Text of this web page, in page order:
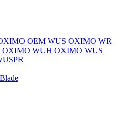
OEM WUS OXIMO WR
OXIMO WUH OXIMO WUS